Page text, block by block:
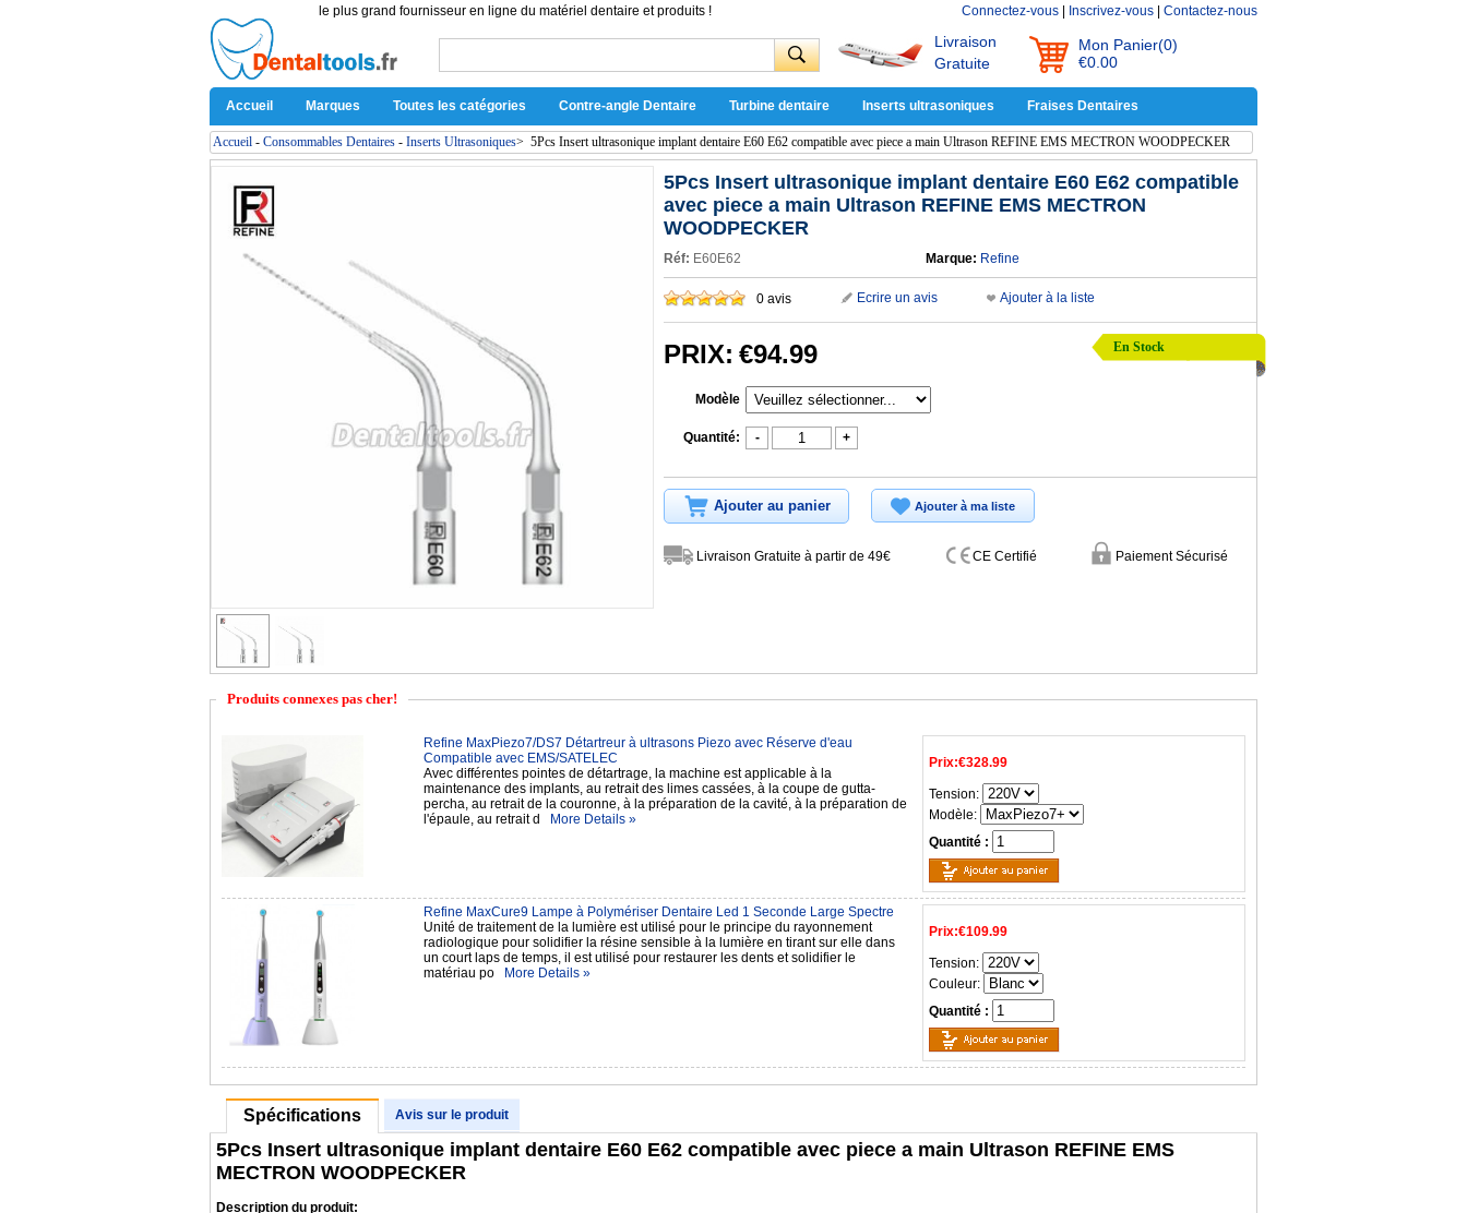
le plus grand fournisseur en ligne du matériel dentaire et produits ! Connectez-vous Inscrivez-vous Contactez-nous
Livraison
Gratuite
Mon Panier(0)
€0.00
Accueil Marques Toutes les catégories Contre-angle Dentaire Turbine dentaire Inserts ultrasoniques Fraises Dentaires
Accueil - Consommables Dentaires - Inserts Ultrasoniques> 5Pcs Insert ultrasonique implant dentaire E60 E62 compatible avec piece a main Ultrason REFINE EMS MECTRON WOODPECKER
5Pcs Insert ultrasonique implant dentaire E60 E62 compatible
avec piece a main Ultrason REFINE EMS MECTRON
WOODPECKER
Réf: E60E62 Marque: Refine
0 avis Ecrire un avis Ajouter à la liste
En Stock
PRIX: €94.99
Modèle
Quantité: - +
Ajouter au panier Ajouter à ma liste
Livraison Gratuite à partir de 49€ CE Certifié Paiement Sécurisé
Produits connexes pas cher!
Prix:€328.99
Tension:
Modèle:
Quantité :
Refine MaxPiezo7/DS7 Détartreur à ultrasons Piezo avec Réserve d'eau
Compatible avec EMS/SATELEC
Avec différentes pointes de détartrage, la machine est applicable à la
maintenance des implants, au retrait des limes cassées, à la coupe de gutta-
percha, au retrait de la couronne, à la préparation de la cavité, à la préparation de
l'épaule, au retrait d
More Details »
Prix:€109.99
Tension:
Couleur:
Quantité :
Refine MaxCure9 Lampe à Polymériser Dentaire Led 1 Seconde Large Spectre
Unité de traitement de la lumière est utilisé pour le principe du rayonnement
radiologique pour solidifier la résine sensible à la lumière en tirant sur elle dans
un court laps de temps, il est utilisé pour restaurer les dents et solidifier le
matériau po
More Details »
Spécifications Avis sur le produit
5Pcs Insert ultrasonique implant dentaire E60 E62 compatible avec piece a main Ultrason REFINE EMS
MECTRON WOODPECKER
Description du produit: